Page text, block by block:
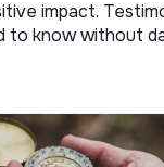
impact.
to know without